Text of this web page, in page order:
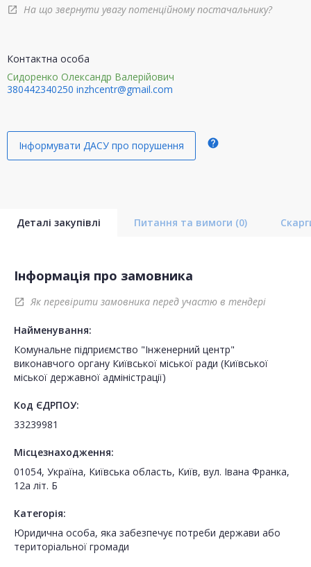
open_in_new На що звернути увагу потенційному постачальнику?
Контактна особа
Сидоренко Олександр Валерійович
380442340250 inzhcentr@gmail.com
Інформувати ДАСУ про порушення help
Деталі закупівлі Питання та вимоги (0)
Інформація про замовника
open_in_new Як перевірити замовника перед участю в тендері
Найменування:
Комунальне підприємство "Інженерний центр"
виконавчого органу Київської міської ради (Київської
міської державної адміністрації)
Код ЄДРПОУ:
33239981
Місцезнаходження:
01054, Україна, Київська область, Київ, вул. Івана Франка,
12а літ. Б
Категорія:
Юридична особа, яка забезпечує потреби держави або
територіальної громади